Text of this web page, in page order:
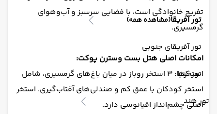
تور آفریقا(مشاهده همه)
تور آفریقای جنوبی
تور کنیا
تور هند
تفریح خانوادگی است، با فضایی سرسبز و آب‌وهوای
گرمسیری.
امکانات اصلی هتل بست وسترن پوکت:
استخرها: ۳ استخر روباز در میان باغ‌های گرمسیری، شامل
استخر کودکان با عمق کم و صندلی‌های آفتاب‌گیری. استخر
اصلی چشم‌انداز اقیانوسی دارد.